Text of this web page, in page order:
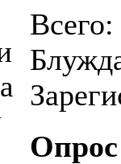
Всего:
Опрос